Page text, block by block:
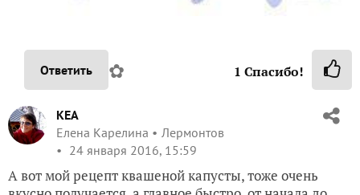
Ответить ✿ 1 Спасибо!
KEA
Елена Карелина
Лермонтов
24 января 2016, 15:59
А вот мой рецепт квашеной капусты, тоже очень